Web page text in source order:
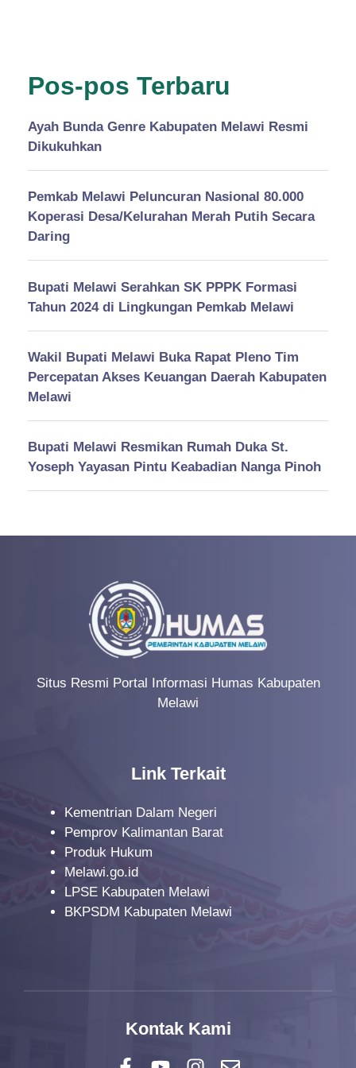
Pos-pos Terbaru
Ayah Bunda Genre Kabupaten Melawi Resmi
Dikukuhkan
Pemkab Melawi Peluncuran Nasional 80.000
Koperasi Desa/Kelurahan Merah Putih Secara
Daring
Bupati Melawi Serahkan SK PPPK Formasi
Tahun 2024 di Lingkungan Pemkab Melawi
Wakil Bupati Melawi Buka Rapat Pleno Tim
Percepatan Akses Keuangan Daerah Kabupaten
Melawi
Bupati Melawi Resmikan Rumah Duka St.
Yoseph Yayasan Pintu Keabadian Nanga Pinoh
Situs Resmi Portal Informasi Humas Kabupaten
Melawi
Link Terkait
Kementrian Dalam Negeri
Pemprov Kalimantan Barat
Produk Hukum
Melawi.go.id
LPSE Kabupaten Melawi
BKPSDM Kabupaten Melawi
Kontak Kami